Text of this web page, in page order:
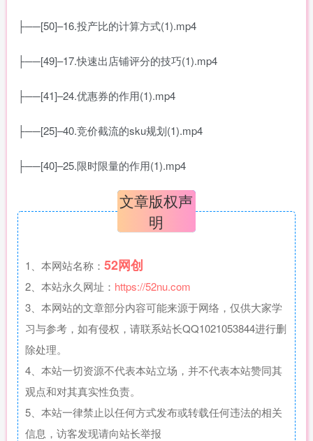
├──[50]–16.投产比的计算方式(1).mp4
├──[49]–17.快速出店铺评分的技巧(1).mp4
├──[41]–24.优惠券的作用(1).mp4
├──[25]–40.竞价截流的sku规划(1).mp4
├──[40]–25.限时限量的作用(1).mp4
文章版权声
明
1、本网站名称： 52网创
2、本站永久网址： https://52nu.com
3、本网站的文章部分内容可能来源于网络，仅供大家学
习与参考，如有侵权，请联系站长QQ1021053844进行删
除处理。
4、本站一切资源不代表本站立场，并不代表本站赞同其
观点和对其真实性负责。
5、本站一律禁止以任何方式发布或转载任何违法的相关
信息，访客发现请向站长举报